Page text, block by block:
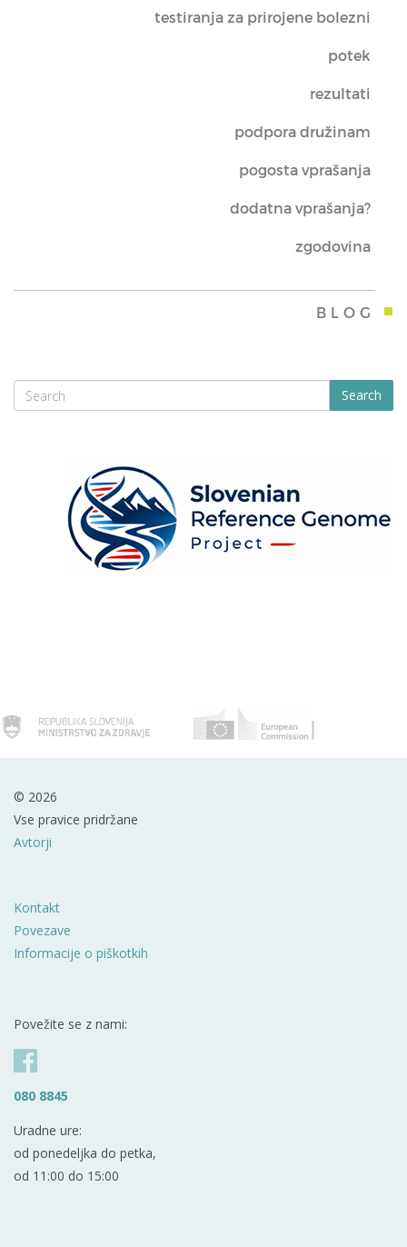
testiranja za prirojene bolezni
potek
rezultati
podpora družinam
pogosta vprašanja
dodatna vprašanja?
zgodovina
BLOG
Search
© 2026
Vse pravice pridržane
Avtorji
Kontakt
Povezave
Informacije o piškotkih
Povežite se z nami:
080 8845
Uradne ure:
od ponedeljka do petka,
od 11:00 do 15:00